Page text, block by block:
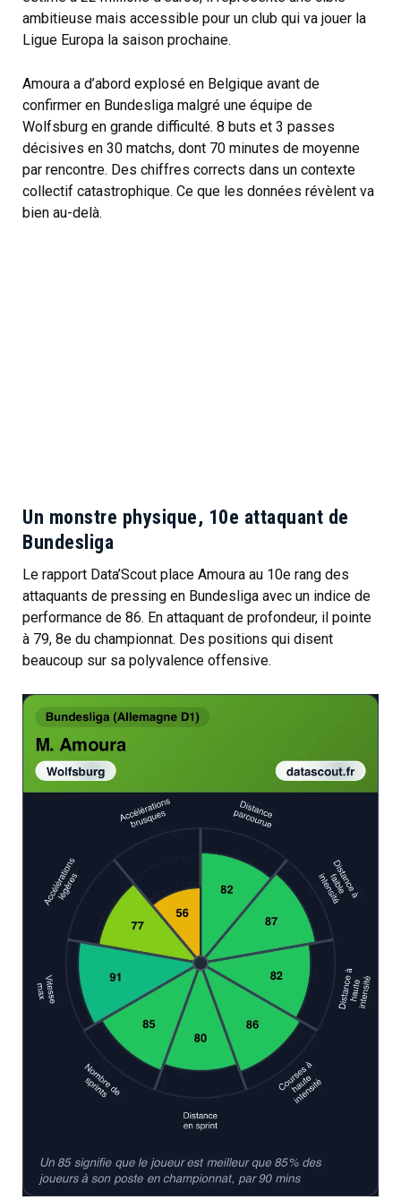
ambitieuse mais accessible pour un club qui va jouer la
Ligue Europa la saison prochaine.
Amoura a d’abord explosé en Belgique avant de
confirmer en Bundesliga malgré une équipe de
Wolfsburg en grande difficulté. 8 buts et 3 passes
décisives en 30 matchs, dont 70 minutes de moyenne
par rencontre. Des chiffres corrects dans un contexte
collectif catastrophique. Ce que les données révèlent va
bien au-delà.
Un monstre physique, 10e attaquant de
Bundesliga
Le rapport Data’Scout place Amoura au 10e rang des
attaquants de pressing en Bundesliga avec un indice de
performance de 86. En attaquant de profondeur, il pointe
à 79, 8e du championnat. Des positions qui disent
beaucoup sur sa polyvalence offensive.